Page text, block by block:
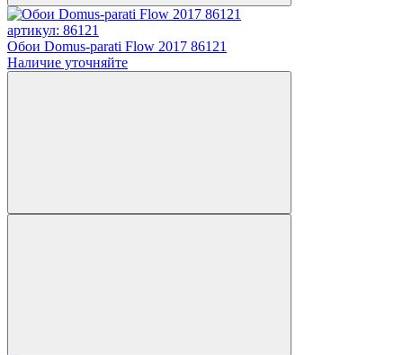
артикул: 86121
Обои Domus-parati Flow 2017 86121
Наличие уточняйте